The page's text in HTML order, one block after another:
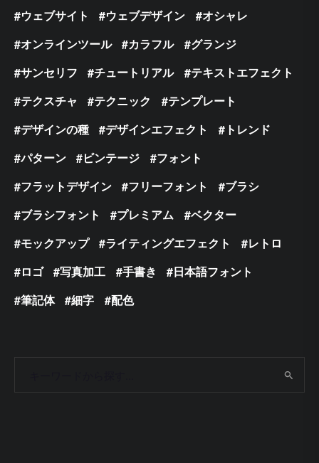
ウェブサイト
ウェブデザイン
オシャレ
オンラインツール
カラフル
グランジ
サンセリフ
チュートリアル
テキストエフェクト
テクスチャ
テクニック
テンプレート
デザインの種
デザインエフェクト
トレンド
パターン
ビンテージ
フォント
フラットデザイン
フリーフォント
ブラシ
ブラシフォント
プレミアム
ベクター
モックアップ
ライティングエフェクト
レトロ
ロゴ
写真加工 手書き
日本語フォント
筆記体
細字 配色